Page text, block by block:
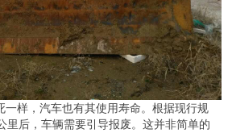
一样，汽车也有其使用寿命。根据现行规
里后，车辆需要引导报废。这并非简单的